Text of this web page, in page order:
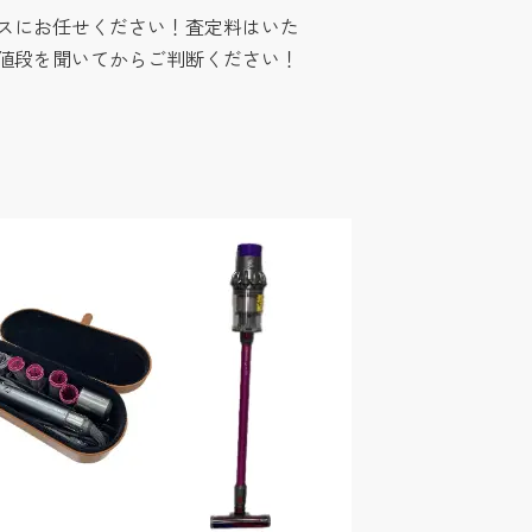
にお任せください！査定料はいた
を聞いてからご判断ください！